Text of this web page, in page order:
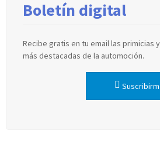
Boletín digital
Recibe gratis en tu email las primicias
más destacadas de la automoción.